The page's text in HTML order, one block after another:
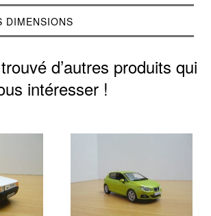
DIMENSIONS
d’autres produits qui
intéresser !